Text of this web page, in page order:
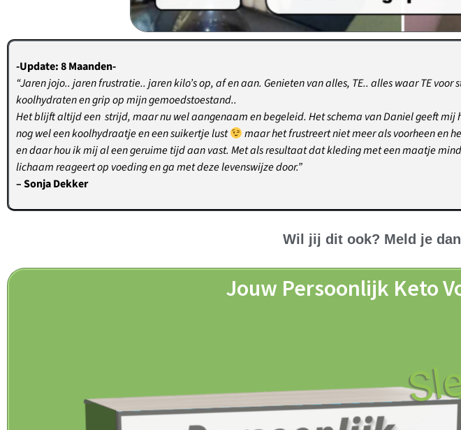
-Update: 8 Maanden-
“Jaren jojo.. jaren frustratie.. jaren kilo’s op, af en aan. Genieten van alles, TE.. alles waar TE
koolhydraten en grip op mijn gemoedstoestand..
Het blijft altijd een strijd, maar nu wel aangenaam en begeleid. Het schema van Daniel geeft mij
nog wel een koolhydraatje en een suikertje lust
maar het frustreert niet meer als voorheen en
en daar hou ik mij al een geruime tijd aan vast. Met als resultaat dat kleding met een maatje
lichaam reageert op voeding en ga met deze levenswijze door.”
– Sonja Dekker
Wil jij dit ook? Meld je
Jouw Persoonlijk Keto